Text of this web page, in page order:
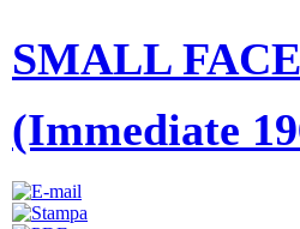
SMALL
(Immediate